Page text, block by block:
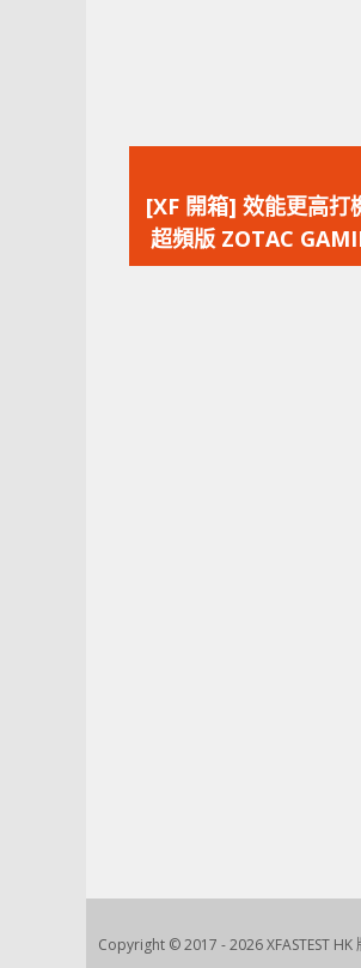
[XF 開箱] 效能更高
超頻版 ZOTAC
SUPER Twin
Copyright © 2017 - 2026 XFASTEST HK